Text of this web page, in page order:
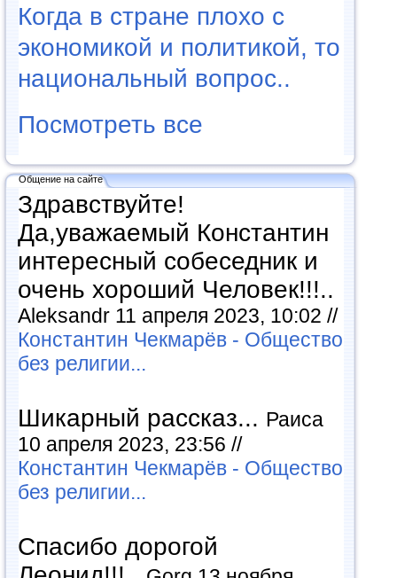
Когда в стране плохо с
экономикой и политикой, то
национальный вопрос..
Посмотреть все
Общение на сайте
Здравствуйте!
Да,уважаемый Константин
интересный собеседник и
очень хороший Человек!!!..
Aleksandr 11 апреля 2023, 10:02 //
Константин Чекмарёв - Общество
без религии...
Шикарный рассказ... Раиса
10 апреля 2023, 23:56 //
Константин Чекмарёв - Общество
без религии...
Спасибо дорогой